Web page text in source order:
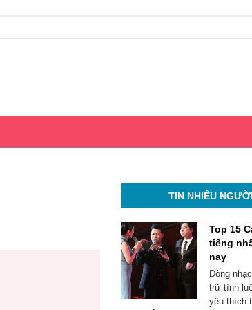
TIN NHIỀU
Top 15
tiếng
nay
Dòng
trữ tình
yêu thích